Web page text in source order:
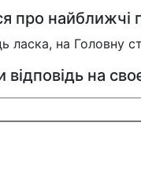
про найближчі
ласка, на Головну
на